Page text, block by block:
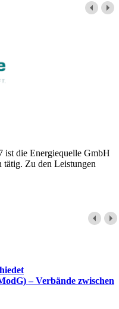
ist die Energiequelle GmbH
tätig. Zu den Leistungen
– Verbände zwischen